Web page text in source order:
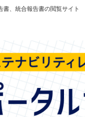
、統合報告書の閲覧サイト